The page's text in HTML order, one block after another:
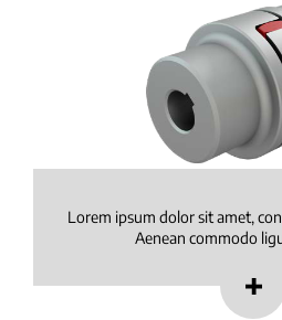
Lorem ipsum dolor sit amet,
Aenean commodo